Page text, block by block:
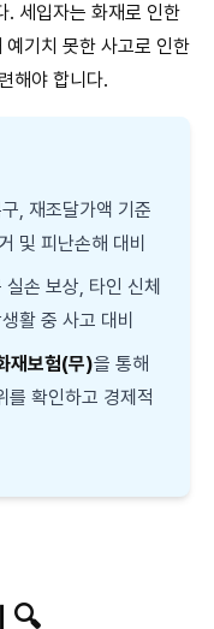
. 세입자는 화재로 인한
기치 못한 사고로 인한
해야 합니다.
, 재조달가액 기준
및 피난손해 대비
손 보상, 타인 신체
활 중 사고 대비
재보험(무)을 통해
를 확인하고 경제적
🔍